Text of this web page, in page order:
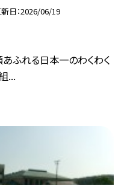
日 2026/06/19
あふれる日本一のわくわく
...